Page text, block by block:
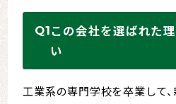
この会社を選ばれた
い
工業系の専門学校を卒業して